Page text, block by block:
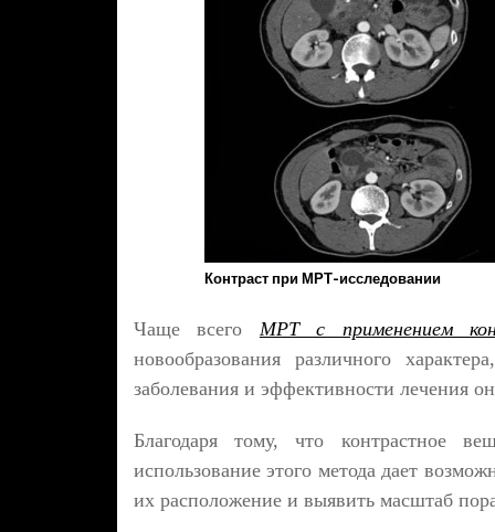
Контраст при МРТ-исследовании
Чаще всего МРТ с применением
новообразования различного
заболевания и эффективности лечения
Благодаря тому, что контрастное
использование этого метода дает
их расположение и выявить масштаб